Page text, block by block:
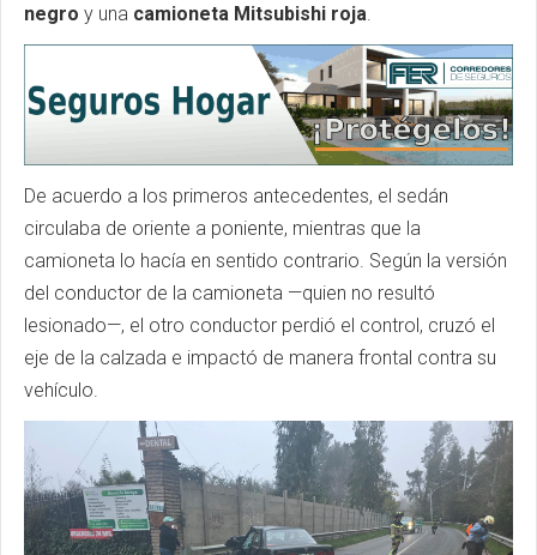
negro y una camioneta Mitsubishi roja
De acuerdo a los primeros antecedentes, el sedán
circulaba de oriente a poniente, mientras que la
camioneta lo hacía en sentido contrario. Según la versión
del conductor de la camioneta —quien no resultó
lesionado—, el otro conductor perdió el control, cruzó el
eje de la calzada e impactó de manera frontal contra su
vehículo.